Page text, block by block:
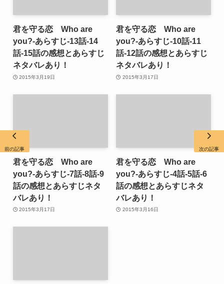
君を守る恋 Who are
you?-あらすじ-13話-14
話-15話の感想とあらすじ
ネタバレあり！
2015年3月19日
君を守る恋 Who are
you?-あらすじ-10話-11
話-12話の感想とあらすじ
ネタバレあり！
2015年3月17日
君を守る恋 Who are
you?-あらすじ-7話-8話-9
話の感想とあらすじネタ
バレあり！
2015年3月17日
君を守る恋 Who are
you?-あらすじ-4話-5話-6
話の感想とあらすじネタ
バレあり！
2015年3月16日
前の記事 次の記事